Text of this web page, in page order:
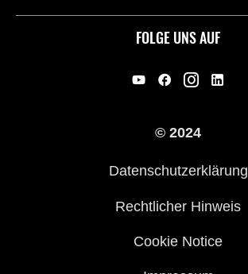
FOLGE UNS AUF
© 2024
Datenschutzerklärung
Rechtlicher Hinweis
Cookie Notice